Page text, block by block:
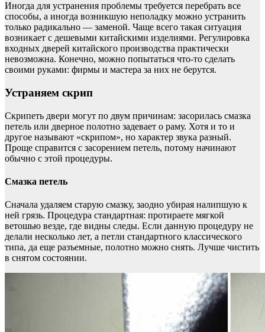
Иногда для устранения проблемы требуется перебрать все
способы, а иногда возникшую неполадку можно устранить
только радикально — заменой. Чаще всего такая ситуация
возникает с дешевыми китайскими изделиями. Регулировка
входных дверей китайского производства практически
невозможна. Конечно, можно попытаться что-то сделать
своими руками: фирмы и мастера за них не берутся.
Устраняем скрип
Скрипеть двери могут по двум причинам: засорилась смазка
петель или дверное полотно задевает о раму. Хотя и то и
другое называют «скрипом», но характер звука разный.
Проще справится с засорением петель, потому начинают
обычно с этой процедуры.
Смазка петель
Сначала удаляем старую смазку, заодно убирая налипшую к
ней грязь. Процедура стандартная: протираете мягкой
ветошью везде, где видны следы. Если данную процедуру не
делали несколько лет, а петли стандартного классического
типа, да еще разъемные, полотно можно снять. Лучше чистить
в снятом состоянии.